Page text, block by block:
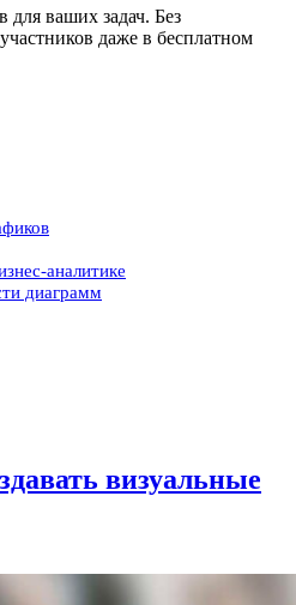
для ваших задач. Без
даже в бесплатном
аналитике
диаграмм
визуальные